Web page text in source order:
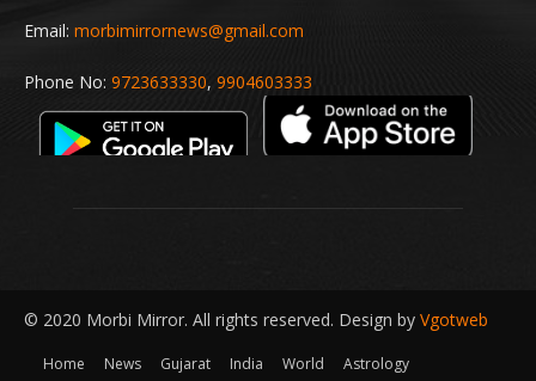
Email: morbimirrornews@gmail.com
Phone No: 9723633330, 9904603333
© 2020 Morbi Mirror. All rights reserved. Design by Vgotweb
Home News Gujarat India World
Astrology